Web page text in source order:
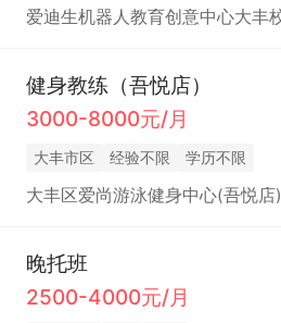
爱迪生机器人教育创意中心大丰
健身教练（吾悦店）
3000-8000元/月
大丰市区 经验不限 学历不限
大丰区爱尚游泳健身中心(吾悦店)
晚托班
2500-4000元/月